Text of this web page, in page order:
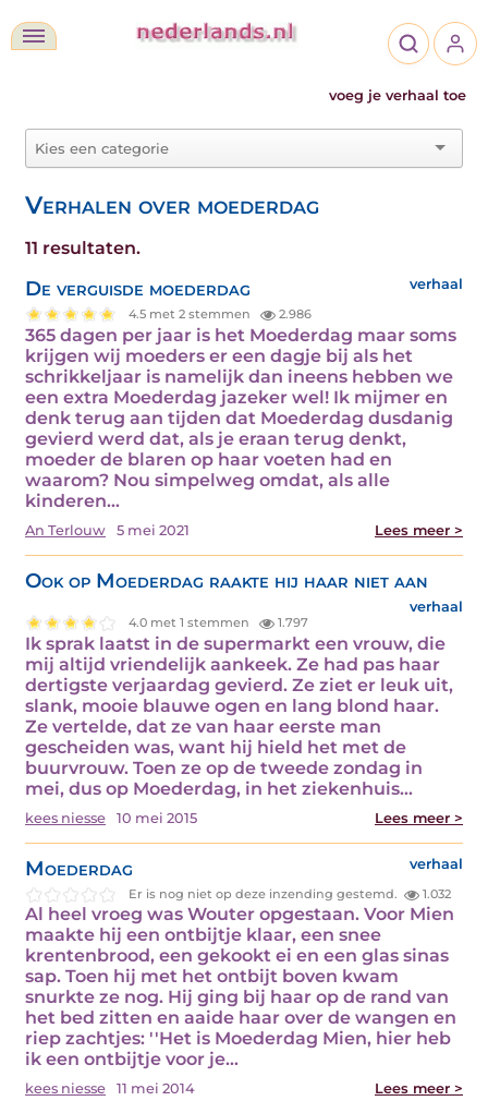
voeg je verhaal toe
Verhalen over moederdag
11 resultaten.
De verguisde moederdag verhaal
4.5 met 2 stemmen 2.986
365 dagen per jaar is het Moederdag maar soms
krijgen wij moeders er een dagje bij als het
schrikkeljaar is namelijk dan ineens hebben we
een extra Moederdag jazeker wel! Ik mijmer en
denk terug aan tijden dat Moederdag dusdanig
gevierd werd dat, als je eraan terug denkt,
moeder de blaren op haar voeten had en
waarom? Nou simpelweg omdat, als alle
kinderen…
An Terlouw 5 mei 2021 Lees meer >
Ook op Moederdag raakte hij haar niet aan
verhaal
4.0 met 1 stemmen 1.797
Ik sprak laatst in de supermarkt een vrouw, die
mij altijd vriendelijk aankeek. Ze had pas haar
dertigste verjaardag gevierd. Ze ziet er leuk uit,
slank, mooie blauwe ogen en lang blond haar.
Ze vertelde, dat ze van haar eerste man
gescheiden was, want hij hield het met de
buurvrouw. Toen ze op de tweede zondag in
mei, dus op Moederdag, in het ziekenhuis…
kees niesse 10 mei 2015 Lees meer >
Moederdag verhaal
Er is nog niet op deze inzending gestemd. 1.032
Al heel vroeg was Wouter opgestaan. Voor Mien
maakte hij een ontbijtje klaar, een snee
krentenbrood, een gekookt ei en een glas sinas
sap. Toen hij met het ontbijt boven kwam
snurkte ze nog. Hij ging bij haar op de rand van
het bed zitten en aaide haar over de wangen en
riep zachtjes: ''Het is Moederdag Mien, hier heb
ik een ontbijtje voor je…
kees niesse 11 mei 2014 Lees meer >